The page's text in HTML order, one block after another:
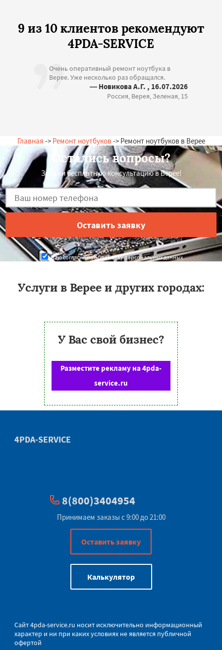
9 из 10 клиентов рекомендуют
4PDA-SERVICE
Очень оперативный ремонт ноутбука в
Верее. Уже несколько раз обращался.
— Новикова А.Г. , 16.07.2026
Россия, Верея, Зеленая, 15
Главная -> Ремонт ноутбуков -> Ремонт ноутбуков в Верее
Остались вопросы?
Закажи бесплатную консультацию в Верее!
Даю согласие на обработку персональных данных
Услуги в Верее и других городах:
У Вас свой бизнес?
Разместите рекламу на 4pda-
service.ru
4PDA-SERVICE
8(800)3404954
Принимаем заказы с 9:00 до 21:00
Оставить заявку
Калькулятор
Сайт4pda-service.ru носит исключительно информационный
характер и ни при каких условиях не является публичной
офертой